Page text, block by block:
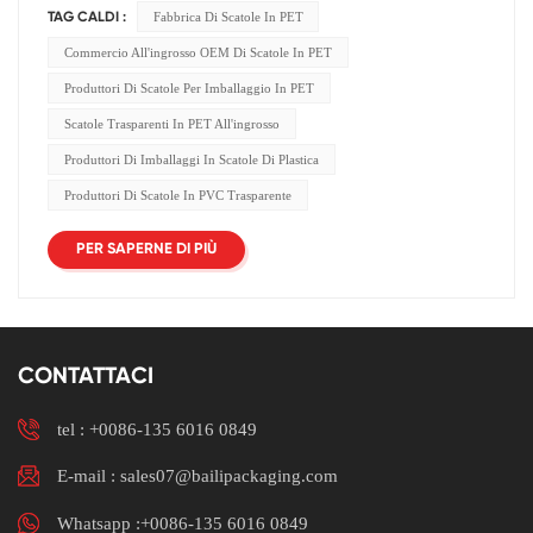
TAG CALDI : Fabbrica Di Scatole In PET
Commercio All'ingrosso OEM Di Scatole In PET
Produttori Di Scatole Per Imballaggio In PET
Scatole Trasparenti In PET All'ingrosso
Produttori Di Imballaggi In Scatole Di Plastica
Produttori Di Scatole In PVC Trasparente
PER SAPERNE DI PIÙ
CONTATTACI
tel : +0086-135 6016 0849
E-mail : sales07@bailipackaging.com
Whatsapp :+0086-135 6016 0849